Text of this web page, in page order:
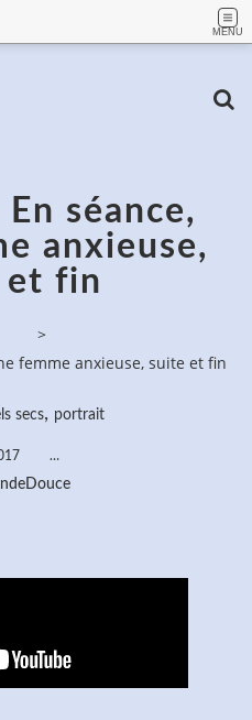
MENU
séance,
anxieuse,
et fin
>
femme anxieuse, suite et fin
secs, portrait
…